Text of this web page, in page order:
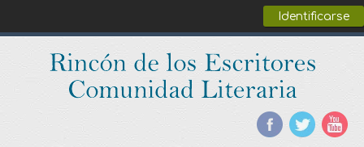
Identificarse